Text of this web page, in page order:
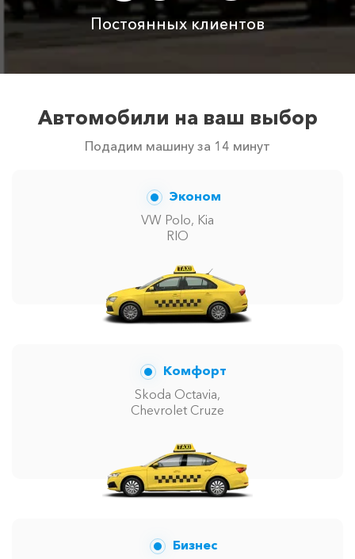
с водителем
Цены по акции ограничены количеством свободных
Постоянных клиентов
Автомобили на ваш выбор
Подадим машину за 14 минут
Эконом
VW Polo, Kia
RIO
Комфорт
Skoda Octavia,
Chevrolet Cruze
Бизнес